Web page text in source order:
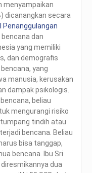
menyampaikan
dicanangkan secara
Penanggulangan
dan
yang memiliki
dan demografis
yang
manusia, kerusakan
dampak psikologis.
beliau
mengurangi risiko
tindih atau
bencana. Beliau
bisa tanggap,
bencana. Ibu Sri
dua